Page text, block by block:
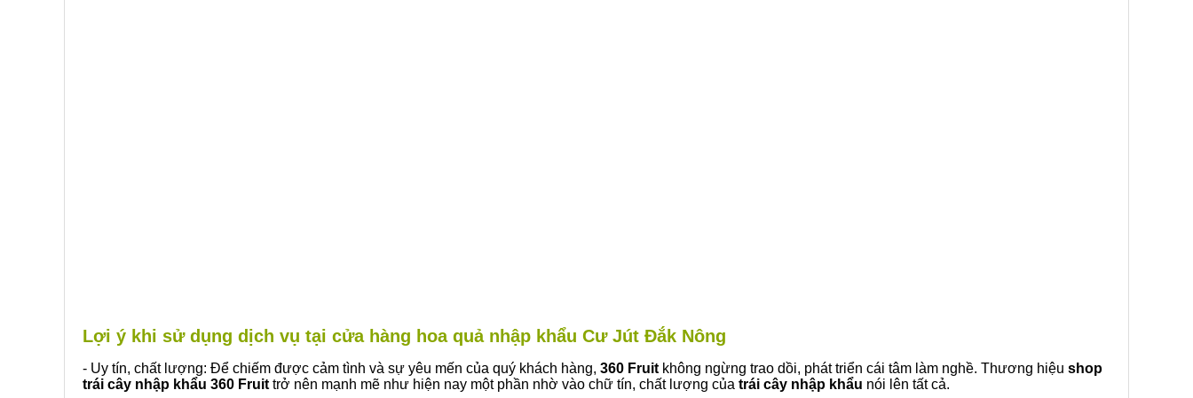
Lợi ý khi sử dụng dịch vụ tại cửa hàng hoa quả nhập khẩu Cư Jút Đắk Nông
- Uy tín, chất lượng: Để chiếm được cảm tình và sự yêu mến của quý khách hàng, 360 Fruit không ngừng trao dồi, phát triển cái tâm làm nghề. Thương hiệu shop
trái cây nhập khẩu 360 Fruit trở nên mạnh mẽ như hiện nay một phần nhờ vào chữ tín, chất lượng của trái cây nhập khẩu nói lên tất cả.